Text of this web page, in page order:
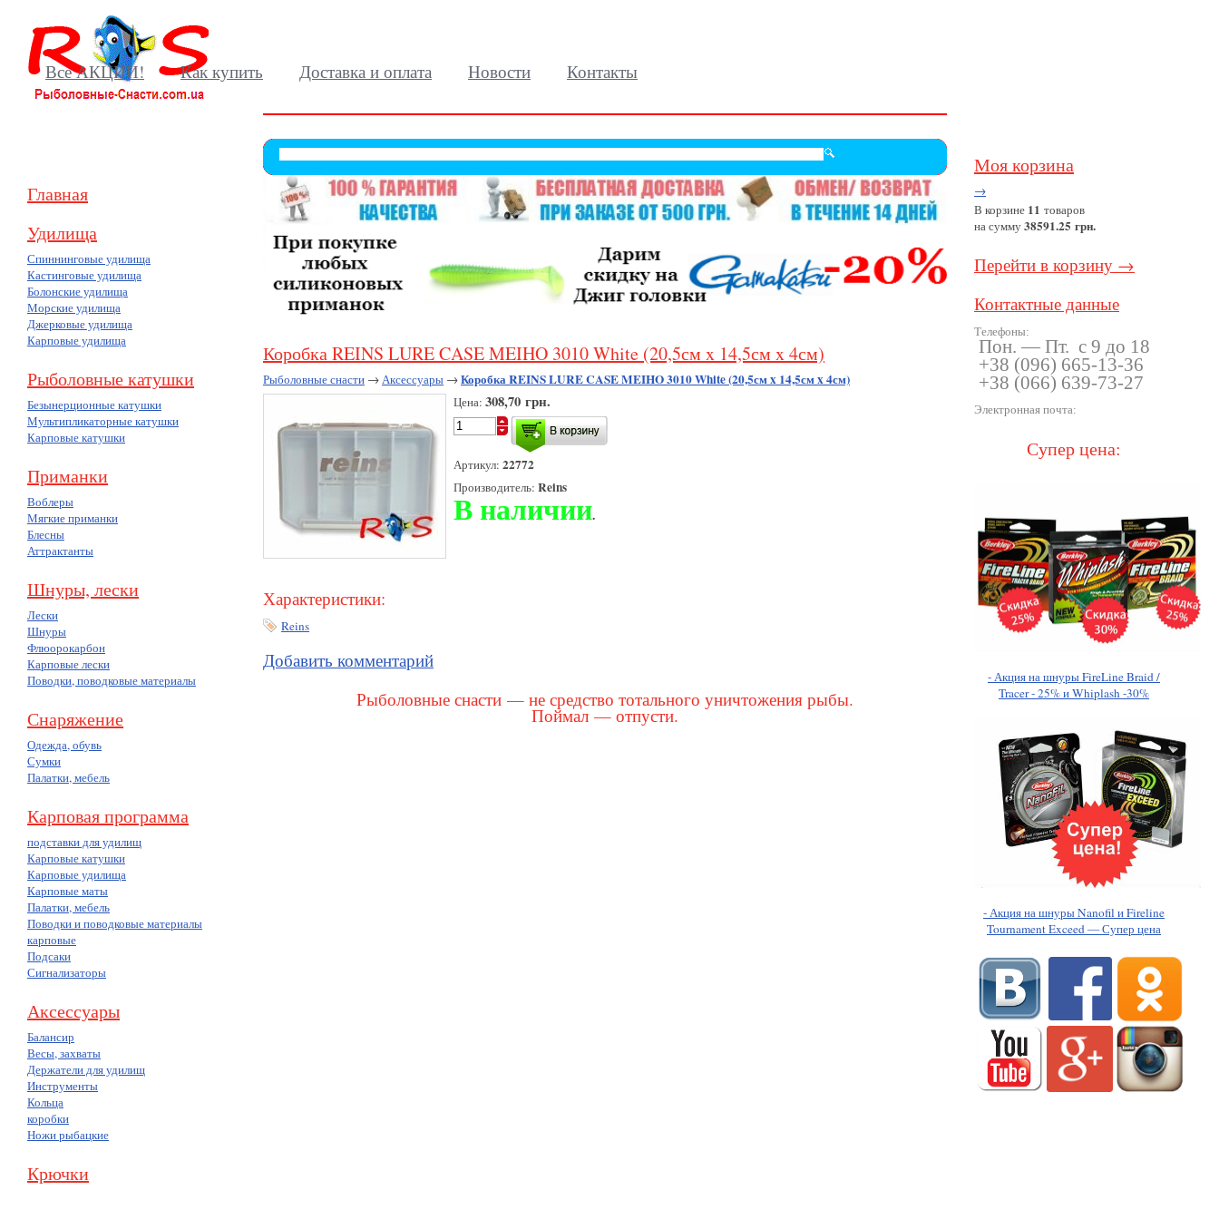
Все АКЦИИ! Как купить Доставка и оплата Новости Контакты
Главная
Удилища
Спиннинговые удилища
Кастинговые удилища
Болонские удилища
Морские удилища
Джерковые удилища
Карповые удилища
Рыболовные катушки
Безынерционные катушки
Мультипликаторные катушки
Карповые катушки
Приманки
Воблеры
Мягкие приманки
Блесны
Аттрактанты
Шнуры, лески
Лески
Шнуры
Флюорокарбон
Карповые лески
Поводки, поводковые материалы
Снаряжение
Одежда, обувь
Сумки
Палатки, мебель
Карповая программа
подставки для удилищ
Карповые катушки
Карповые удилища
Карповые маты
Палатки, мебель
Поводки и поводковые материалы
карповые
Подсаки
Сигнализаторы
Аксессуары
Балансир
Весы, захваты
Держатели для удилищ
Инструменты
Кольца
коробки
Ножи рыбацкие
Крючки
Коробка REINS LURE CASE MEIHO 3010 White (20,5см x 14,5см x 4см)
Рыболовные снасти →Аксессуары →Коробка REINS LURE CASE MEIHO 3010 White (20,5см x 14,5см x 4см)
Цена: 308,70 грн.
Артикул: 22772
Производитель: Reins
В наличии.
Характеристики:
Reins
Добавить комментарий
Рыболовные снасти — не средство тотального уничтожения рыбы.
Поймал — отпусти.
Моя корзина
→
В корзине 11 товаров
на сумму38591.25 грн.
Перейти в корзину →
Контактные данные
Телефоны:
Пон. — Пт. с 9 до 18
+38 (096) 665-13-36
+38 (066) 639-73-27
Электронная почта:
Супер цена:
- Акция на шнуры FireLine Braid /
Tracer - 25% и Whiplash -30%
- Акция на шнуры Nanofil и Fireline
Tournament Exceed — Супер цена